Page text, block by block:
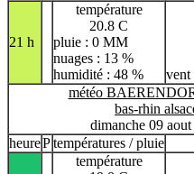
21 h
température
20.8 C
pluie : 0 MM
nuages : 13 %
humidité : 48 %
vent
météo
bas-rhin
dimanche 09
heurePtempératures / pluie
température